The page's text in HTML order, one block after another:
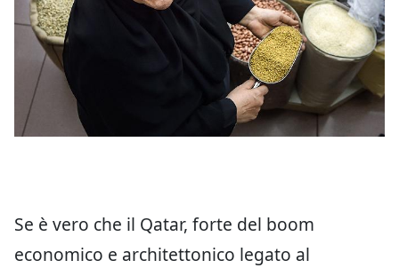
Se è vero che il Qatar, forte del boom
economico e architettonico legato al